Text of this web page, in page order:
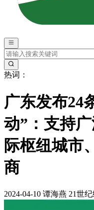
热词：
广东发布24
动”：支持
际枢纽城市
商
2024-04-10 谭海燕 21世